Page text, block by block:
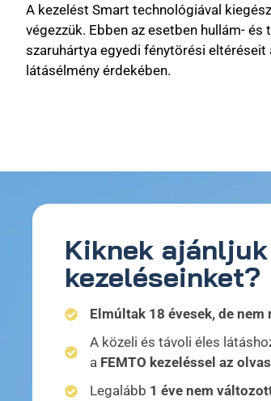
A kezelést Smart technológiával
végezzük. Ebben az esetben hullám-
szaruhártya egyedi fénytörési
látásélmény érdekében.
Kiknek
kezeléseinket?
Elmúltak 18 évesek, de
A közeli és távoli éles
a FEMTO kezeléssel az
Legalább 1 éve nem